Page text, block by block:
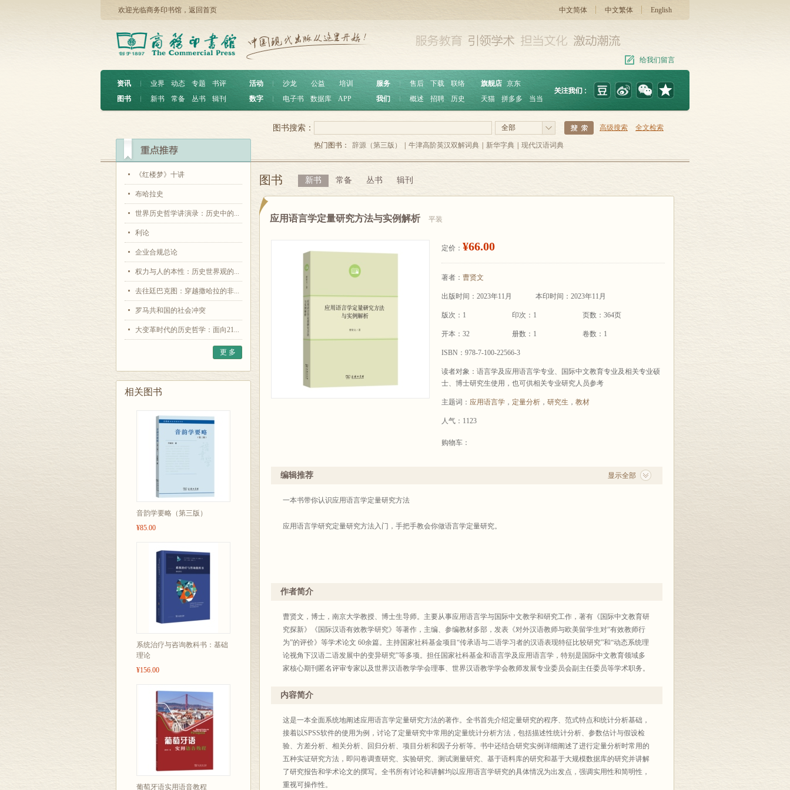
欢迎光临商务印书馆， 返回首页 中文简体 中文繁体 English
给我们留言
资讯 ︱ 业界 动态 专题
书评
图书
︱ 新书 常备 丛书 辑刊
活动 沙龙 公益
培训
数字
电子书 数据库 APP
服务 ︱ 售后 下载
联络
我们
概述 招聘 历史
旗舰店 京东
天猫
拼多多 当当
《红楼梦》十讲
布哈拉史
世界历史哲学讲演录：历史中的...
利论
企业合规总论
权力与人的本性：历史世界观的...
去往廷巴克图：穿越撒哈拉的非...
罗马共和国的社会冲突
大变革时代的历史哲学：面向21...
更 多
相关图书
音韵学要略（第三版）
¥85.00
系统治疗与咨询教科书：基础
理论
¥156.00
葡萄牙语实用语音教程
全部 高级搜索 全文检索
图书搜索：
热门图书： 辞源（第三版） 牛津高阶英汉双解词典 新华字典 现代汉语词典
图书 新书 常备 丛书 辑刊
应用语言学定量研究方法与实例解析 平装
定价： ¥66.00
著者： 曹贤文
出版时间：2023年11月 本印时间：2023年11月
版次：1 印次：1 页数：364页
开本：32 册数：1 卷数：1
ISBN：978-7-100-22566-3
读者对象：语言学及应用语言学专业、国际中文教育专业及相关专业硕
士、博士研究生使用，也可供相关专业研究人员参考
主题词： 应用语言学 ， 定量分析 ， 研究生 ， 教材
人气：1123
购物车：
显示全部
编辑推荐
一本书带你认识应用语言学定量研究方法
应用语言学研究定量研究方法入门，手把手教会你做语言学定量研究。
作者简介
曹贤文，博士，南京大学教授、博士生导师。主要从事应用语言学与国际中文教学和研究工作，著有《国际中文教育研
究探新》《国际汉语有效教学研究》等著作，主编、参编教材多部，发表《对外汉语教师与欧美留学生对“有效教师行
为”的评价》等学术论文 60余篇。主持国家社科基金项目“传承语与二语学习者的汉语表现特征比较研究”和“动态系统理
论视角下汉语二语发展中的变异研究”等多项。担任国家社科基金和语言学及应用语言学，特别是国际中文教育领域多
家核心期刊匿名评审专家以及世界汉语教学学会理事、世界汉语教学学会教师发展专业委员会副主任委员等学术职务。
内容简介
这是一本全面系统地阐述应用语言学定量研究方法的著作。全书首先介绍定量研究的程序、范式特点和统计分析基础，
接着以SPSS软件的使用为例，讨论了定量研究中常用的定量统计分析方法，包括描述性统计分析、参数估计与假设检
验、方差分析、相关分析、回归分析、项目分析和因子分析等。书中还结合研究实例详细阐述了进行定量分析时常用的
五种实证研究方法，即问卷调查研究、实验研究、测试测量研究、基于语料库的研究和基于大规模数据库的研究并讲解
了研究报告和学术论文的撰写。全书所有讨论和讲解均以应用语言学研究的具体情况为出发点，强调实用性和简明性，
重视可操作性。